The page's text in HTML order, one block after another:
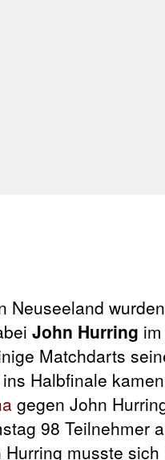
Neuseeland
John Hurring
Matchdarts
Halbfinale
gegen John
98 Teilnehmer
musste